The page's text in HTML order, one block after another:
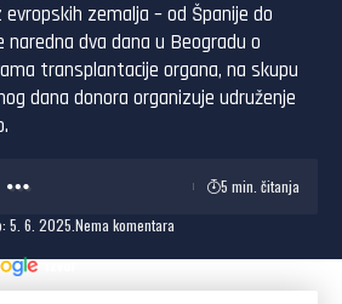
evropskih zemalja – od Španije do
dva dana u Beogradu o
transplantacije organa, na skupu
dana donora organizuje udruženje
5. 6. 2025. Nema komentara
5 min. čitanja
izvor